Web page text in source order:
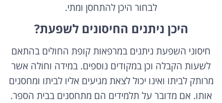
לבחור היכן להתחסן ומתי.
היכן ניתנים החיסונים לשפעת?
חיסוני השפעת ניתנים במרפאות קופת החולים בהתאם
לשעות הקבלה וכן במקודים נוספים. במידה וחולה אשר
מרותק לביתו ואינו יכול לצאת מגיעים אליו לביתו ומחסנים
אותו. אם מדובר על תלמידים הם מתחסנים בבית הספר.